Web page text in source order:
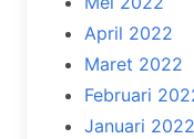
April 2022
Maret 2022
Februari
Januari 2022